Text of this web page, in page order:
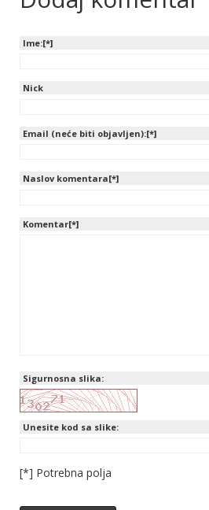
Ime:[*]
Nick
Email (neće biti objavljen):[*]
Naslov komentara[*]
Komentar[*]
Sigurnosna slika:
Unesite kod sa slike:
[*] Potrebna polja